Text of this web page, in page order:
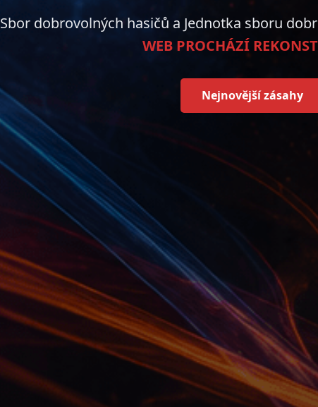
Sbor dobrovolných hasičů a Jednotka sboru
WEB PROCHÁZÍ
Nejnovější zásahy